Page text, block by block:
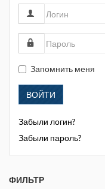
Запомнить меня
ВОЙТИ
Забыли логин?
Забыли пароль?
ФИЛЬТР